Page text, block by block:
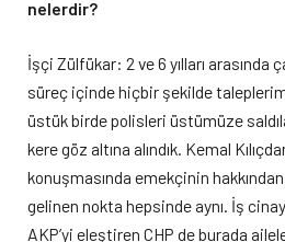
nelerdir?
İşçi Zülfükar: 2 ve 6 yılları arasında
süreç içinde hiçbir şekilde
üstük birde polisleri üstümüze
kere göz altına alındık. Kemal
konuşmasında emekçinin
gelinen nokta hepsinde aynı. İş
AKP’yi eleştiren CHP de burada